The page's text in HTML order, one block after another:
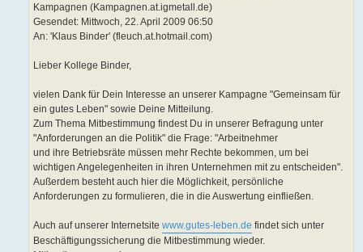
Kampagnen (Kampagnen.at.igmetall.de)
Gesendet: Mittwoch, 22. April 2009 06:50
An: 'Klaus Binder' (fleuch.at.hotmail.com)
Lieber Kollege Binder,
vielen Dank für Dein Interesse an unserer Kampagne "Gemeinsam für
ein gutes Leben" sowie Deine Mitteilung.
Zum Thema Mitbestimmung findest Du in unserer Befragung unter
"Anforderungen an die Politik" die Frage: "Arbeitnehmer
und ihre Betriebsräte müssen mehr Rechte bekommen, um bei
wichtigen Angelegenheiten in ihren Unternehmen mit zu entscheiden".
Außerdem besteht auch hier die Möglichkeit, persönliche
Anforderungen zu formulieren, die in die Auswertung einfließen.
Auch auf unserer Internetsite www.gutes-leben.de findet sich unter
Beschäftigungssicherung die Mitbestimmung wieder.